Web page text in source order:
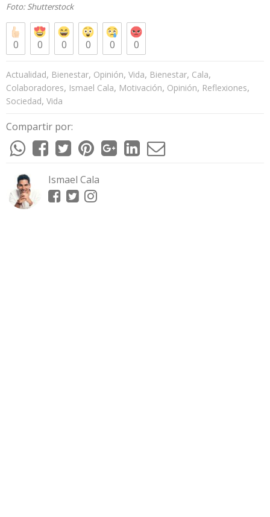
Foto: Shutterstock
0 0 0 0 0 0
Actualidad, Bienestar, Opinión, Vida, Bienestar, Cala,
Colaboradores, Ismael Cala, Motivación, Opinión, Reflexiones,
Sociedad, Vida
Compartir por:
Ismael Cala